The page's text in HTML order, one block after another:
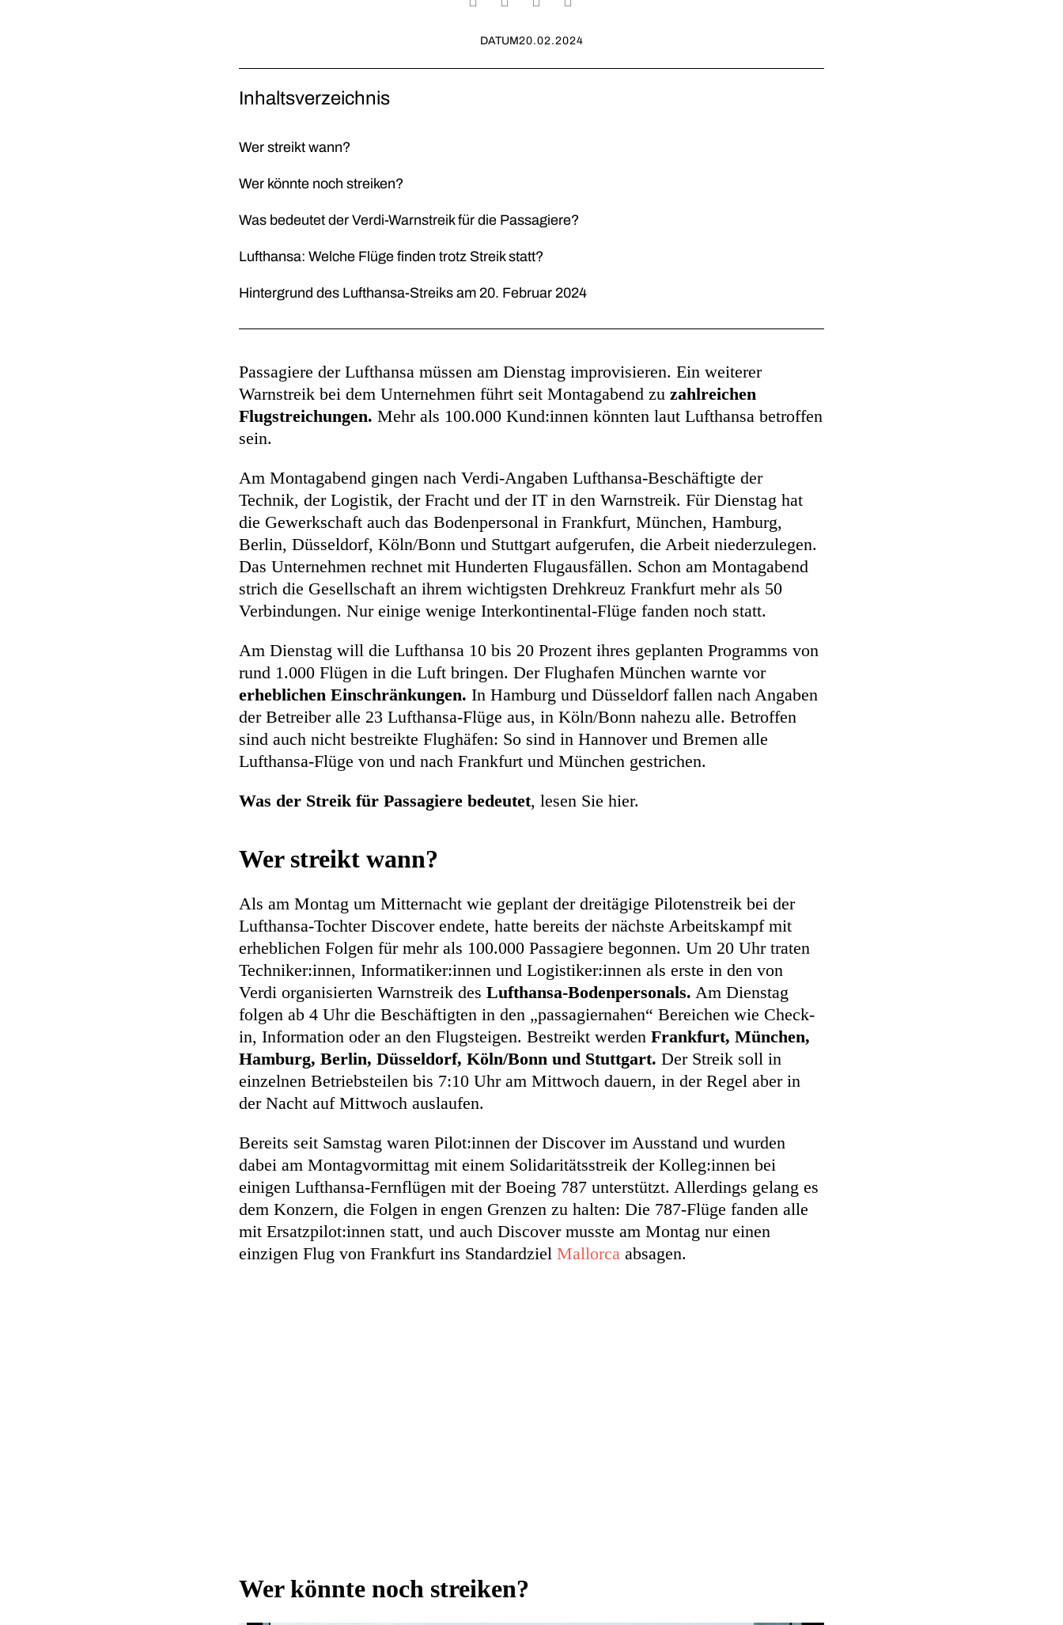
DATUM20.02.2024
Inhaltsverzeichnis
Wer streikt wann?
Wer könnte noch streiken?
Was bedeutet der Verdi-Warnstreik für die Passagiere?
Lufthansa: Welche Flüge finden trotz Streik statt?
Hintergrund des Lufthansa-Streiks am 20. Februar 2024
Passagiere der Lufthansa müssen am Dienstag improvisieren. Ein weiterer
Warnstreik bei dem Unternehmen führt seit Montagabend zu zahlreichen
Flugstreichungen. Mehr als 100.000 Kund:innen könnten laut Lufthansa betroffen
sein.
Am Montagabend gingen nach Verdi-Angaben Lufthansa-Beschäftigte der
Technik, der Logistik, der Fracht und der IT in den Warnstreik. Für Dienstag hat
die Gewerkschaft auch das Bodenpersonal in Frankfurt, München, Hamburg,
Berlin, Düsseldorf, Köln/Bonn und Stuttgart aufgerufen, die Arbeit niederzulegen.
Das Unternehmen rechnet mit Hunderten Flugausfällen. Schon am Montagabend
strich die Gesellschaft an ihrem wichtigsten Drehkreuz Frankfurt mehr als 50
Verbindungen. Nur einige wenige Interkontinental-Flüge fanden noch statt.
Am Dienstag will die Lufthansa 10 bis 20 Prozent ihres geplanten Programms von
rund 1.000 Flügen in die Luft bringen. Der Flughafen München warnte vor
erheblichen Einschränkungen. In Hamburg und Düsseldorf fallen nach Angaben
der Betreiber alle 23 Lufthansa-Flüge aus, in Köln/Bonn nahezu alle. Betroffen
sind auch nicht bestreikte Flughäfen: So sind in Hannover und Bremen alle
Lufthansa-Flüge von und nach Frankfurt und München gestrichen.
Was der Streik für Passagiere bedeutet, lesen Sie hier.
Wer streikt wann?
Als am Montag um Mitternacht wie geplant der dreitägige Pilotenstreik bei der
Lufthansa-Tochter Discover endete, hatte bereits der nächste Arbeitskampf mit
erheblichen Folgen für mehr als 100.000 Passagiere begonnen. Um 20 Uhr traten
Techniker:innen, Informatiker:innen und Logistiker:innen als erste in den von
Verdi organisierten Warnstreik des Lufthansa-Bodenpersonals. Am Dienstag
folgen ab 4 Uhr die Beschäftigten in den „passagiernahen“ Bereichen wie Check-
in, Information oder an den Flugsteigen. Bestreikt werden Frankfurt, München,
Hamburg, Berlin, Düsseldorf, Köln/Bonn und Stuttgart. Der Streik soll in
einzelnen Betriebsteilen bis 7:10 Uhr am Mittwoch dauern, in der Regel aber in
der Nacht auf Mittwoch auslaufen.
Bereits seit Samstag waren Pilot:innen der Discover im Ausstand und wurden
dabei am Montagvormittag mit einem Solidaritätsstreik der Kolleg:innen bei
einigen Lufthansa-Fernflügen mit der Boeing 787 unterstützt. Allerdings gelang es
dem Konzern, die Folgen in engen Grenzen zu halten: Die 787-Flüge fanden alle
mit Ersatzpilot:innen statt, und auch Discover musste am Montag nur einen
einzigen Flug von Frankfurt ins Standardziel Mallorca absagen.
Wer könnte noch streiken?